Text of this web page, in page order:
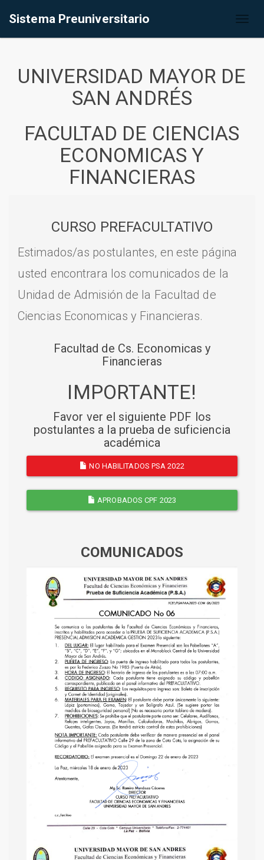
Sistema Preuniversitario
UNIVERSIDAD MAYOR DE
SAN ANDRÉS
FACULTAD DE CIENCIAS
ECONOMICAS Y
FINANCIERAS
CURSO PREFACULTATIVO
Estimados/as postulantes, en este página
usted encontrara los comunicados de la
Unidad de Admisión de la Facultad de
Ciencias Economicas y Financieras.
Facultad de Cs. Economicas y
Financieras
IMPORTANTE!
Favor ver el siguiente PDF los
postulantes a la prueba de suficiencia
académica
NO HABILITADOS PSA 2022
APROBADOS CPF 2023
COMUNICADOS